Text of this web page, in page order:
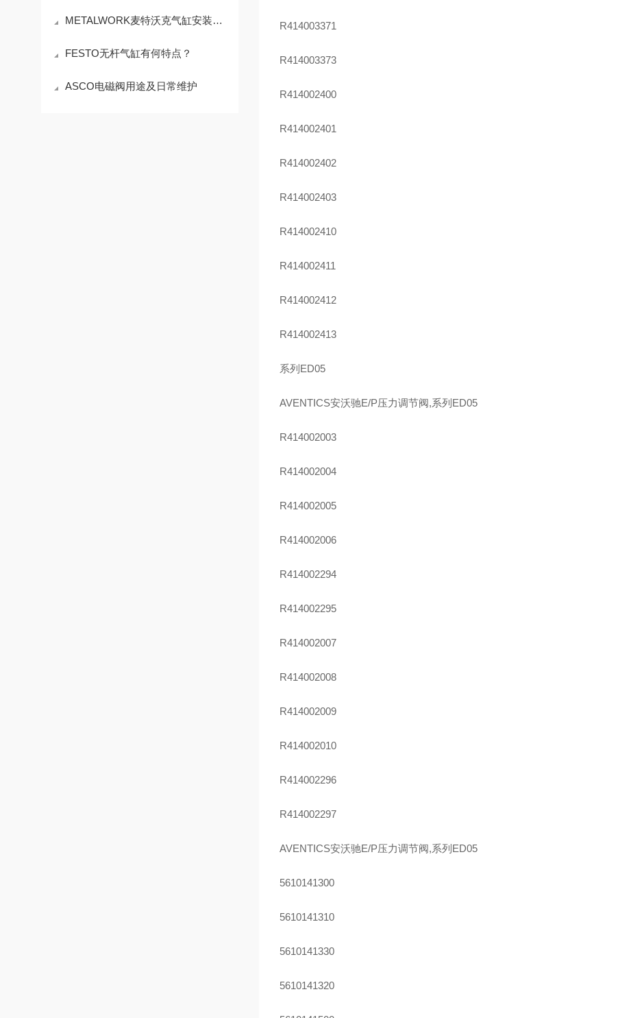
METALWORK麦特沃克气缸安装方式
FESTO无杆气缸有何特点？
ASCO电磁阀用途及日常维护
R414003371
R414003373
R414002400
R414002401
R414002402
R414002403
R414002410
R414002411
R414002412
R414002413
系列ED05
AVENTICS安沃驰E/P压力调节阀,系列ED05
R414002003
R414002004
R414002005
R414002006
R414002294
R414002295
R414002007
R414002008
R414002009
R414002010
R414002296
R414002297
AVENTICS安沃驰E/P压力调节阀,系列ED05
5610141300
5610141310
5610141330
5610141320